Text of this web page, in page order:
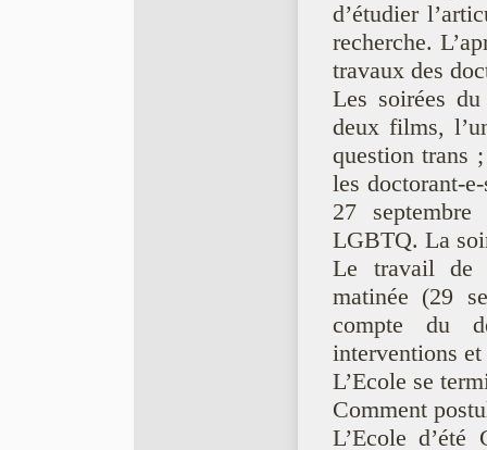
d’étudier
recherche.
travaux des
Les soirées
deux films,
question trans
les doctorant-
27
LGBTQ. La
Le travail de
matinée (29
compte du
interventions
L’Ecole se
Comment
L’Ecole